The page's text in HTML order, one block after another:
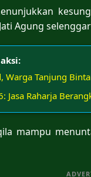
Agung
Warga Tanjung
Jasa Raharja
mampu